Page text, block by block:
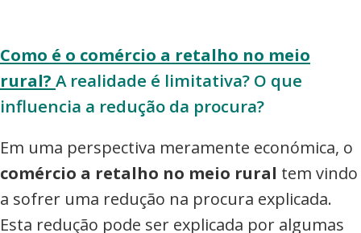
Como é o comércio a retalho no meio
rural? A realidade é limitativa? O que
influencia a redução da procura?
Em uma perspectiva meramente económica, o
comércio a retalho no meio rural tem vindo
a sofrer uma redução na procura explicada.
Esta redução pode ser explicada por algumas